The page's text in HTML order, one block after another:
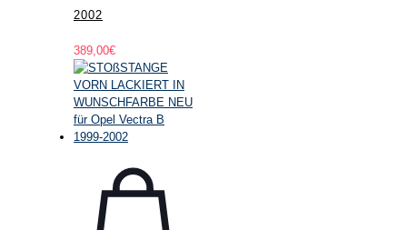
2002
389,00€